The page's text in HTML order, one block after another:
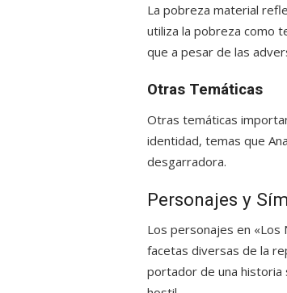
La pobreza material
utiliza la pobreza como
que a pesar de las
Otras Temáticas
Otras temáticas
identidad, temas que
desgarradora.
Personajes y
Los personajes en «Los
facetas diversas de la
portador de una historia